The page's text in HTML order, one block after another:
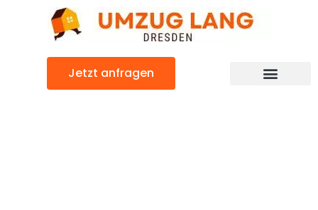
Jetzt anfragen